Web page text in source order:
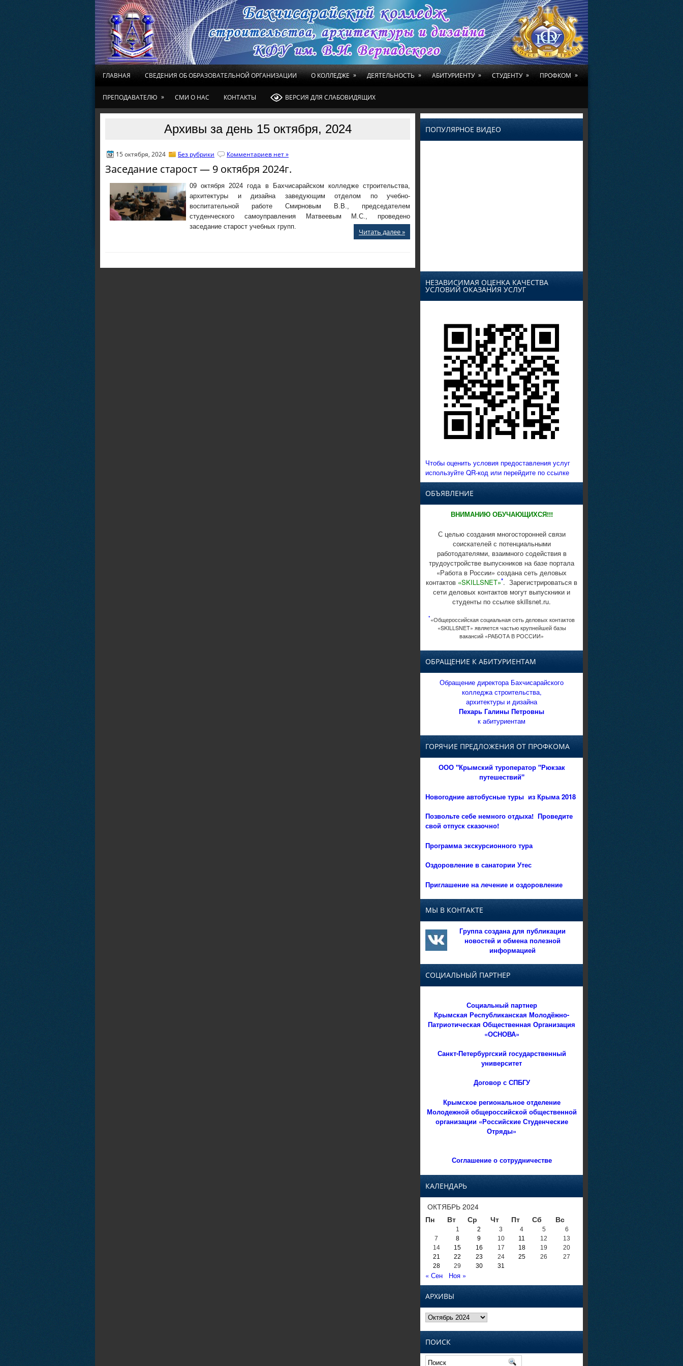
ГЛАВНАЯ СВЕДЕНИЯ ОБ ОБРАЗОВАТЕЛЬНОЙ ОРГАНИЗАЦИИ О КОЛЛЕДЖЕ » ДЕЯТЕЛЬНОСТЬ » АБИТУРИЕНТУ » СТУДЕНТУ » ПРОФКОМ »
ПРЕПОДАВАТЕЛЮ » СМИ О НАС КОНТАКТЫ ВЕРСИЯ ДЛЯ СЛАБОВИДЯЩИХ
Архивы за день 15 октября, 2024
15 октября, 2024 Без рубрики Комментариев нет »
Заседание старост — 9 октября 2024г.
09 октября 2024 года в Бахчисарайском колледже строительства,
архитектуры и дизайна заведующим отделом по учебно-
воспитательной работе Смирновым В.В., председателем
студенческого самоуправления Матвеевым М.С., проведено
заседание старост учебных групп.
Читать далее »
ПОПУЛЯРНОЕ ВИДЕО
НЕЗАВИСИМАЯ ОЦЕНКА КАЧЕСТВА
УСЛОВИЙ ОКАЗАНИЯ УСЛУГ
Чтобы оценить условия предоставления услуг
используйте QR-код или перейдите по ссылке
ОБЪЯВЛЕНИЕ
ВНИМАНИЮ ОБУЧАЮЩИХСЯ!!!
С целью создания многосторонней связи
соискателей с потенциальными
работодателями, взаимного содействия в
трудоустройстве выпускников на базе портала
«Работа в России» создана сеть деловых
контактов «SKILLSNET»*. Зарегистрироваться в
сети деловых контактов могут выпускники и
студенты по ссылке skillsnet.ru.
*«Общероссийская социальная сеть деловых контактов
«SKILLSNET» является частью крупнейшей базы
вакансий «РАБОТА В РОССИИ»
ОБРАЩЕНИЕ К АБИТУРИЕНТАМ
Обращение директора Бахчисарайского
колледжа строительства,
архитектуры и дизайна
Пехарь Галины Петровны
к абитуриентам
ГОРЯЧИЕ ПРЕДЛОЖЕНИЯ ОТ ПРОФКОМА
ООО "Крымский туроператор "Рюкзак
путешествий"
Новогодние автобусные туры из Крыма 2018
Позвольте себе немного отдыха! Проведите
свой отпуск сказочно!
Программа экскурсионного тура
Оздоровление в санатории Утес
Приглашение на лечение и оздоровление
МЫ В КОНТАКТЕ
Группа создана для публикации
новостей и обмена полезной
информацией
СОЦИАЛЬНЫЙ ПАРТНЕР
Социальный партнер
Крымская Республиканская Молодёжно-
Патриотическая Общественная Организация
«ОСНОВА»
Санкт-Петербургский государственный
университет
Договор с СПБГУ
Крымское региональное отделение
Молодежной общероссийской общественной
организации «Российские Студенческие
Отряды»
Соглашение о сотрудничестве
КАЛЕНДАРЬ
ОКТЯБРЬ 2024
Пн
Вт Ср Чт Пт Сб Вс
1 2 3 4 5
6
7
8 9 10 11 12
13
14
15 16 17 18 19
20
21
22 23 24 25 26
27
28
29 30 31
« Сен Ноя »
АРХИВЫ
Архивы
ПОИСК